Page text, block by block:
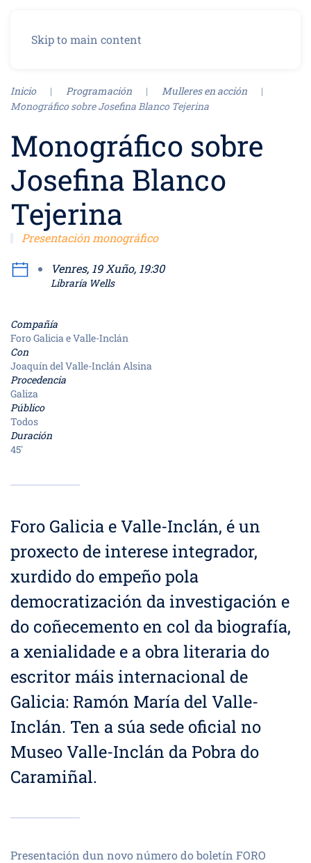
Skip to main content
Inicio Programación
Mulleres en acción
Monográfico sobre Josefina Blanco Tejerina
Monográfico sobre
Josefina Blanco
Tejerina
Presentación monográfico
Venres, 19 Xuño, 19:30
Libraría Wells
Compañía
Foro Galicia e Valle-Inclán
Con
Joaquín del Valle-Inclán Alsina
Procedencia
Galiza
Público
Todos
Duración
45'
Foro Galicia e Valle-Inclán, é un
proxecto de interese integrador,
xurdido do empeño pola
democratización da investigación e
do coñecemento en col da biografía,
a xenialidade e a obra literaria do
escritor máis internacional de
Galicia: Ramón María del Valle-
Inclán. Ten a súa sede oficial no
Museo Valle-Inclán da Pobra do
Caramiñal.
Presentación dun novo número do boletín FORO